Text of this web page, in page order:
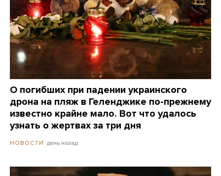
О погибших при падении украинского
дрона на пляж в Геленджике по-прежнему
известно крайне мало. Вот что удалось
узнать о жертвах за три дня
НОВОСТИ день назад